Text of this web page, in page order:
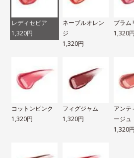
レディセピア
1,320円
ネーブルオレン
ジ
1,320円
プラム
1,320円
コットンピンク
1,320円
フィグジャム
1,320円
アンテ
ージュ
1,320円